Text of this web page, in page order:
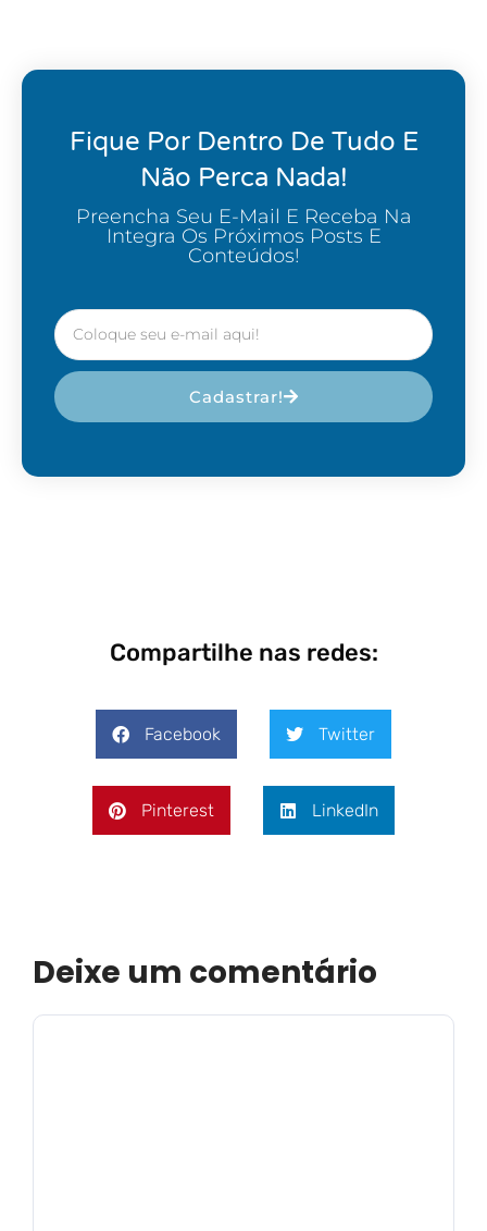
Fique Por Dentro De Tudo E
Não Perca Nada!
Preencha Seu E-Mail E Receba Na
Integra Os Próximos Posts E
Conteúdos!
Cadastrar!
Compartilhe nas redes:
Facebook Twitter
Pinterest LinkedIn
Deixe um comentário